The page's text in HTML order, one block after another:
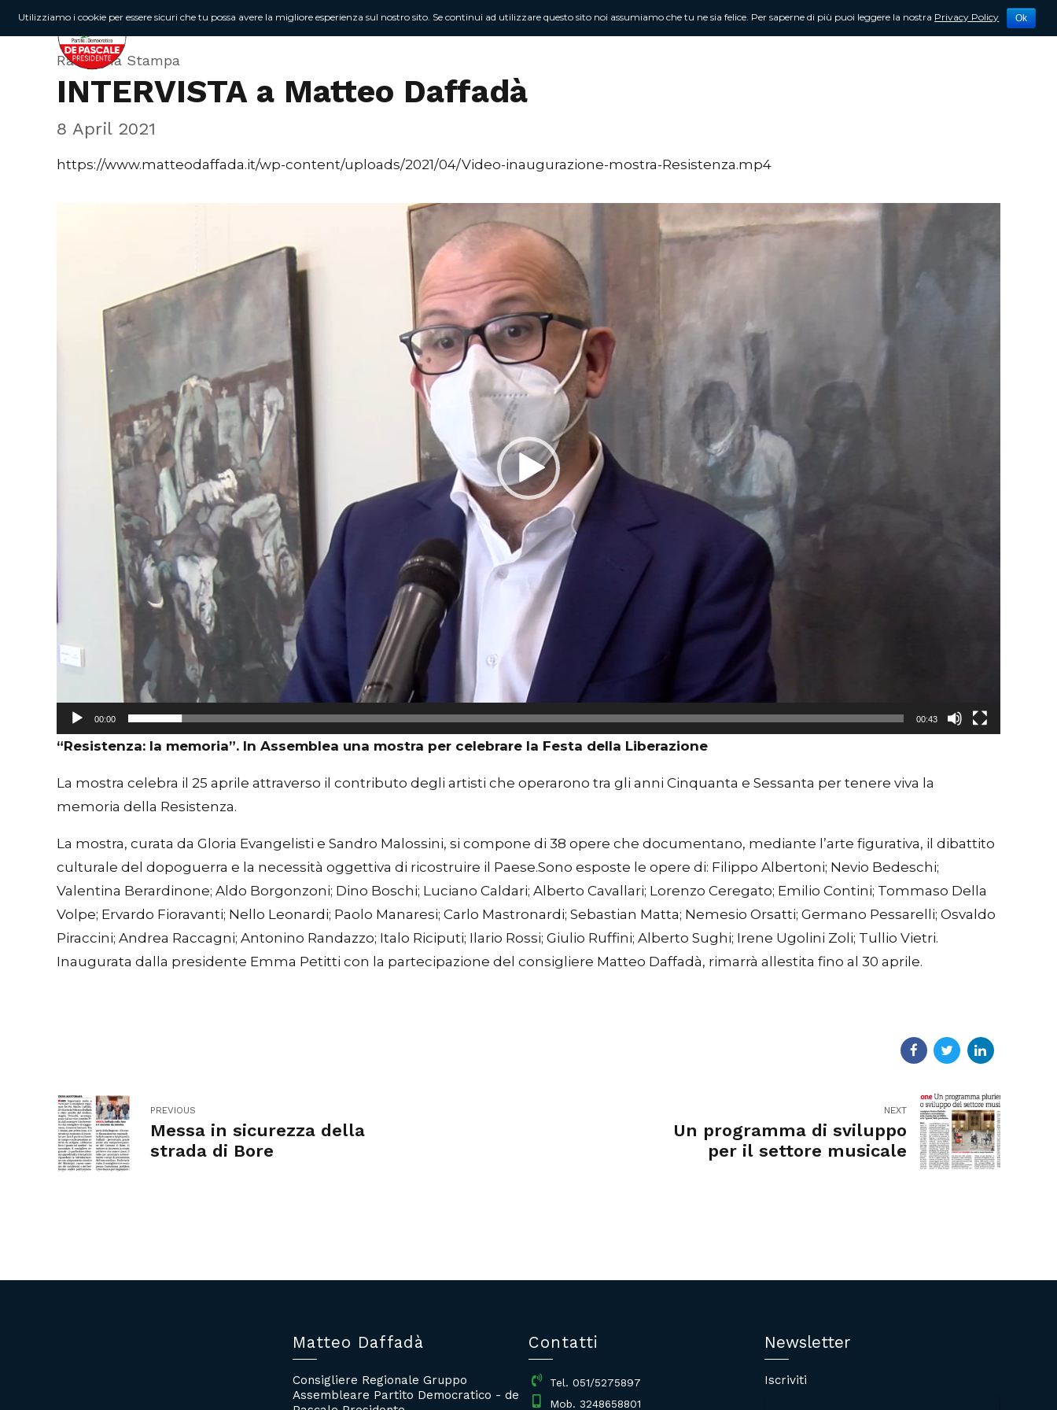
Chi sono Attività Newsletter Contattami
Rassegna Stampa
INTERVISTA a Matteo Daffadà
8 April 2021
https://www.matteodaffada.it/wp-content/uploads/2021/04/Video-inaugurazione-mostra-Resistenza.mp4
00:00 00:43
“Resistenza: la memoria”. In Assemblea una mostra per celebrare la Festa della Liberazione
La mostra celebra il 25 aprile attraverso il contributo degli artisti che operarono tra gli anni Cinquanta e Sessanta per tenere viva la
memoria della Resistenza.
La mostra, curata da Gloria Evangelisti e Sandro Malossini, si compone di 38 opere che documentano, mediante l’arte figurativa, il dibattito
culturale del dopoguerra e la necessità oggettiva di ricostruire il Paese.Sono esposte le opere di: Filippo Albertoni; Nevio Bedeschi;
Valentina Berardinone; Aldo Borgonzoni; Dino Boschi; Luciano Caldari; Alberto Cavallari; Lorenzo Ceregato; Emilio Contini; Tommaso Della
Volpe; Ervardo Fioravanti; Nello Leonardi; Paolo Manaresi; Carlo Mastronardi; Sebastian Matta; Nemesio Orsatti; Germano Pessarelli; Osvaldo
Piraccini; Andrea Raccagni; Antonino Randazzo; Italo Riciputi; Ilario Rossi; Giulio Ruffini; Alberto Sughi; Irene Ugolini Zoli; Tullio Vietri.
Inaugurata dalla presidente Emma Petitti con la partecipazione del consigliere Matteo Daffadà, rimarrà allestita fino al 30 aprile.
PREVIOUS
Messa in sicurezza della
strada di Bore
NEXT
Un programma di sviluppo
per il settore musicale
Matteo Daffadà
Consigliere Regionale Gruppo
Assembleare Partito Democratico - de
Contatti
Tel. 051/5275897
Mob. 3248658801
Newsletter
Iscriviti
Utilizziamo i cookie per essere sicuri che tu possa avere la migliore esperienza sul nostro sito. Se continui ad utilizzare questo sito noi assumiamo che tu ne sia felice. Per saperne di più puoi leggere la nostra Privacy Policy Ok